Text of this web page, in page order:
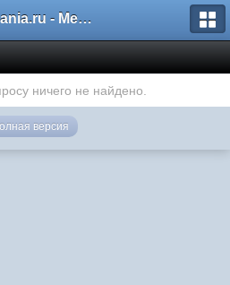
F1-Mania.ru - Международный чемпионат по симрейсингу
ничего не найдено.
версия